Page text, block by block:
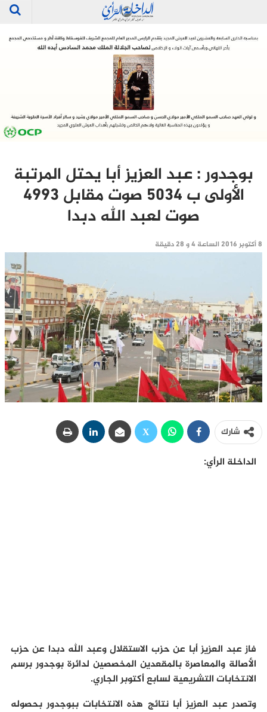
بوجدور : عبد العزيز أبا يحتل المرتبة
الأولى ب 5034 صوت مقابل 4993
صوت لعبد الله دبدا
8 أكتوبر 2016 الساعة 4 و 28 دقيقة
شارك
الداخلة الرأي:
فاز عبد العزيز أبا عن حزب الاستقلال وعبد الله دبدا عن حزب
الأصالة والمعاصرة بالمقعدين المخصصين لدائرة بوجدور برسم
الانتخابات التشريعية لسابع أكتوبر الجاري.
وتصدر عبد العزيز أبا نتائج هذه الانتخابات ببوجدور بحصوله